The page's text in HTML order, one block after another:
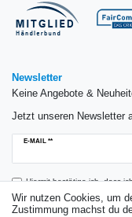
Newsletter
Keine Angebote &
Jetzt unseren Newsletter
E-MAIL **
Newsletter
Hiermit bestätige ich, dass
Einwilligung kann ich
Wir nutzen Cookies, um
Zustimmung machst du